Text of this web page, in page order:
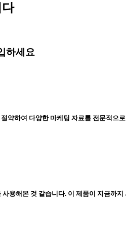
하세요
약하여 다양한 마케팅 자료를 전문적으
용해본 것 같습니다. 이 제품이 지금까